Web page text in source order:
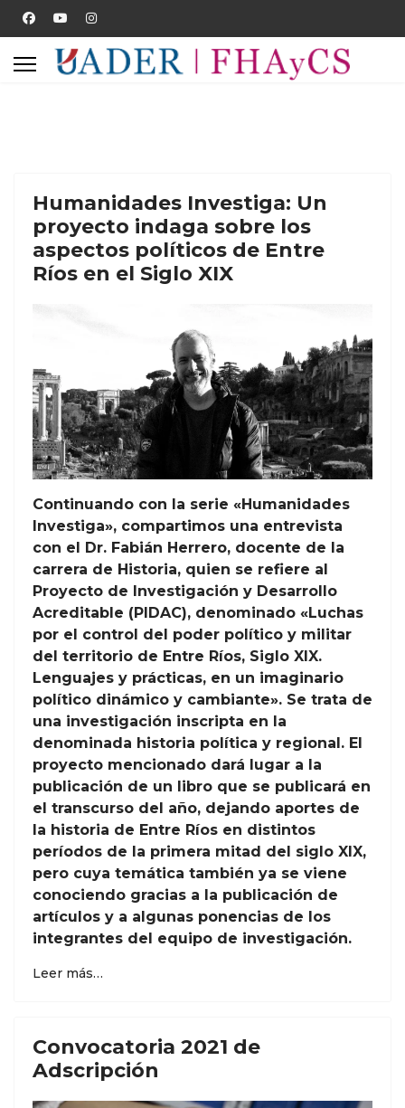
Humanidades Investiga: Un
proyecto indaga sobre los
aspectos políticos de Entre
Ríos en el Siglo XIX
Continuando con la serie «Humanidades
Investiga», compartimos una entrevista
con el Dr. Fabián Herrero, docente de la
carrera de Historia, quien se refiere al
Proyecto de Investigación y Desarrollo
Acreditable (PIDAC), denominado «Luchas
por el control del poder político y militar
del territorio de Entre Ríos, Siglo XIX.
Lenguajes y prácticas, en un imaginario
político dinámico y cambiante». Se trata de
una investigación inscripta en la
denominada historia política y regional. El
proyecto mencionado dará lugar a la
publicación de un libro que se publicará en
el transcurso del año, dejando aportes de
la historia de Entre Ríos en distintos
períodos de la primera mitad del siglo XIX,
pero cuya temática también ya se viene
conociendo gracias a la publicación de
artículos y a algunas ponencias de los
integrantes del equipo de investigación.
Leer más…
Convocatoria 2021 de
Adscripción